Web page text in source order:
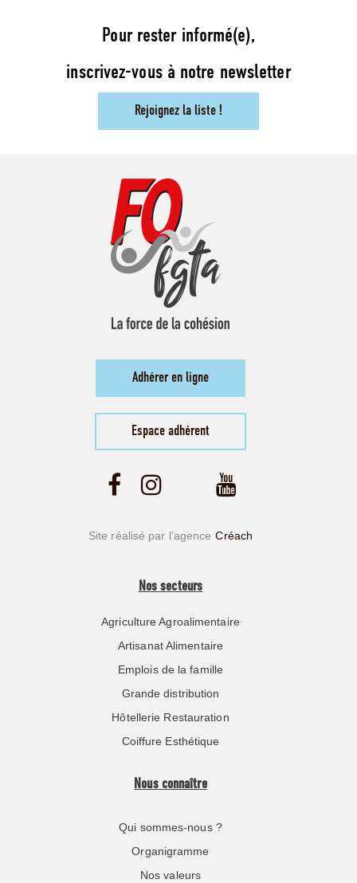
Pour rester informé(e),
inscrivez-vous à notre newsletter
Rejoignez la liste !
Adhérer en ligne
Espace adhérent
Site réalisé par l’agence Créach
Nos secteurs
Agriculture Agroalimentaire
Artisanat Alimentaire
Emplois de la famille
Grande distribution
Hôtellerie Restauration
Coiffure Esthétique
Nous connaître
Qui sommes-nous ?
Organigramme
Nos valeurs